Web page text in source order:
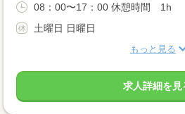
08：00〜17：00 休憩時間 1h
土曜日 日曜日
もっと見る
求人詳細を見